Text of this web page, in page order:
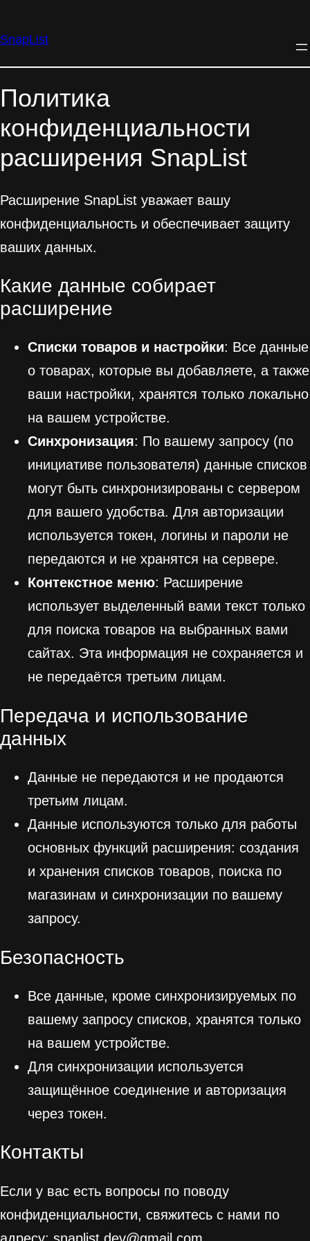
Перейти
SnapList
Политика
конфиденциальности
расширения SnapList
Расширение SnapList уважает вашу
конфиденциальность и обеспечивает защиту
ваших данных.
Какие данные собирает
расширение
Списки товаров и настройки: Все данные
о товарах, которые вы добавляете, а также
ваши настройки, хранятся только локально
на вашем устройстве.
Синхронизация: По вашему запросу (по
инициативе пользователя) данные списков
могут быть синхронизированы с сервером
для вашего удобства. Для авторизации
используется токен, логины и пароли не
передаются и не хранятся на сервере.
Контекстное меню: Расширение
использует выделенный вами текст только
для поиска товаров на выбранных вами
сайтах. Эта информация не сохраняется и
не передаётся третьим лицам.
Передача и использование
данных
Данные не передаются и не продаются
третьим лицам.
Данные используются только для работы
основных функций расширения: создания
и хранения списков товаров, поиска по
магазинам и синхронизации по вашему
запросу.
Безопасность
Все данные, кроме синхронизируемых по
вашему запросу списков, хранятся только
на вашем устройстве.
Для синхронизации используется
защищённое соединение и авторизация
через токен.
Контакты
Если у вас есть вопросы по поводу
конфиденциальности, свяжитесь с нами по